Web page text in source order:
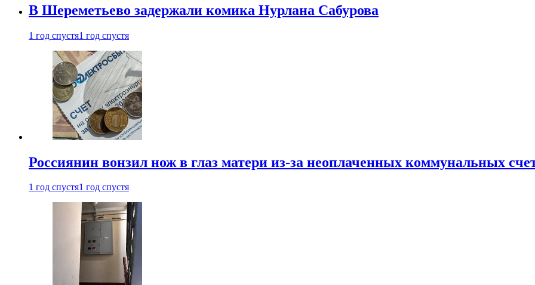
В Шереметьево задержали комика Нурлана Сабурова
1 год спустя1 год спустя
Россиянин вонзил нож в глаз матери из-за неоплаченных коммунальных
1 год спустя1 год спустя